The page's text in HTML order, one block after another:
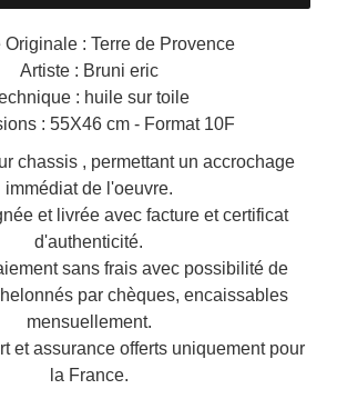
Originale : Terre de Provence
Artiste : Bruni eric
: huile sur toile
: 55X46 cm - Format 10F
chassis , permettant un accrochage
immédiat de l'oeuvre.
et livrée avec facture et certificat
d'authenticité.
sans frais avec possibilité de
par chèques, encaissables
mensuellement.
et assurance offerts uniquement pour
la France.